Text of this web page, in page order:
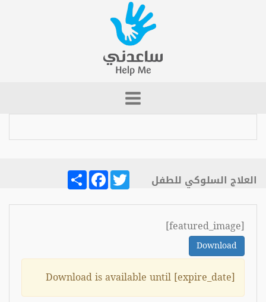
العلاج السلوكي للطفل Share
FacebookTwitter
[featured_image]
Download
Download is available until [expire_date]